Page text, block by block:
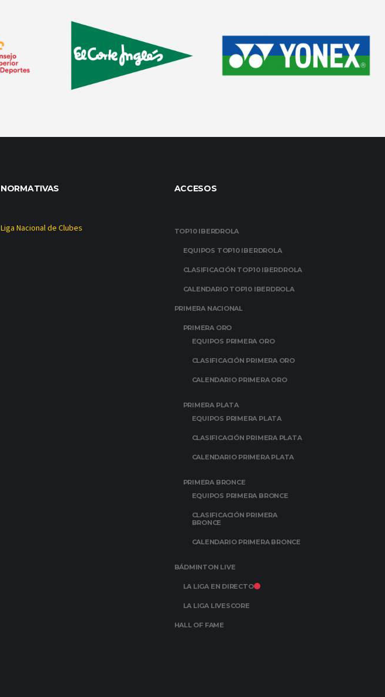
NORMATIVAS
Liga Nacional de Clubes
ACCESOS
TOP10 IBERDROLA
EQUIPOS TOP10 IBERDROLA
CLASIFICACIÓN TOP10 IBERDROLA
CALENDARIO TOP10 IBERDROLA
PRIMERA NACIONAL
PRIMERA ORO
EQUIPOS PRIMERA ORO
CLASIFICACIÓN PRIMERA ORO
CALENDARIO PRIMERA ORO
PRIMERA PLATA
EQUIPOS PRIMERA PLATA
CLASIFICACIÓN PRIMERA PLATA
CALENDARIO PRIMERA PLATA
PRIMERA BRONCE
EQUIPOS PRIMERA BRONCE
CLASIFICACIÓN PRIMERA
BRONCE
CALENDARIO PRIMERA BRONCE
BÁDMINTON LIVE
LA LIGA EN DIRECTO
LA LIGA LIVESCORE
HALL OF FAME